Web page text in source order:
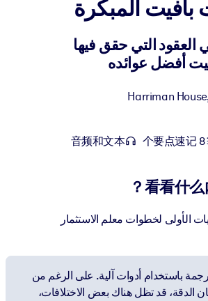
面向 LMS/LXP
将简短且经过验证的知识引入您的 LMS/
面向人工智能系统
بافيت المبكرة
التي حقق فيها
أفضل عوائده
Harriman House
8 个要点速记
音频和文本
看看什么
الأولى لخطوات معلم الاستثمار
باستخدام أدوات آلية. على الرغم من
الدقة، قد تظل هناك بعض الاختلافات،